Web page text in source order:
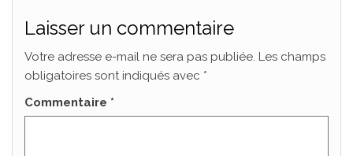
Laisser un commentaire
Votre adresse e-mail ne sera pas publiée. Les champs
obligatoires sont indiqués avec *
Commentaire *